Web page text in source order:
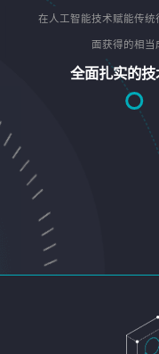
在人工智能技术赋能传统
面获得的相当
全面扎实的技